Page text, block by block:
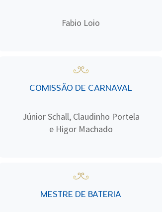
Fabio Loio
COMISSÃO DE CARNAVAL
Júnior Schall, Claudinho Portela
e Higor Machado
MESTRE DE BATERIA